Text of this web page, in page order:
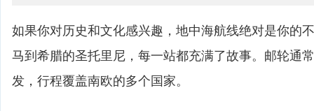
如果你对历史和文化感兴趣，地中海航线绝对是你的
马到希腊的圣托里尼，每一站都充满了故事。邮轮通
发，行程覆盖南欧的多个国家。